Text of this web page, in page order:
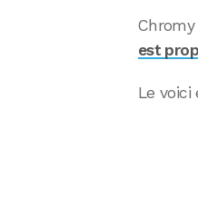
Chromy
est
Le voici